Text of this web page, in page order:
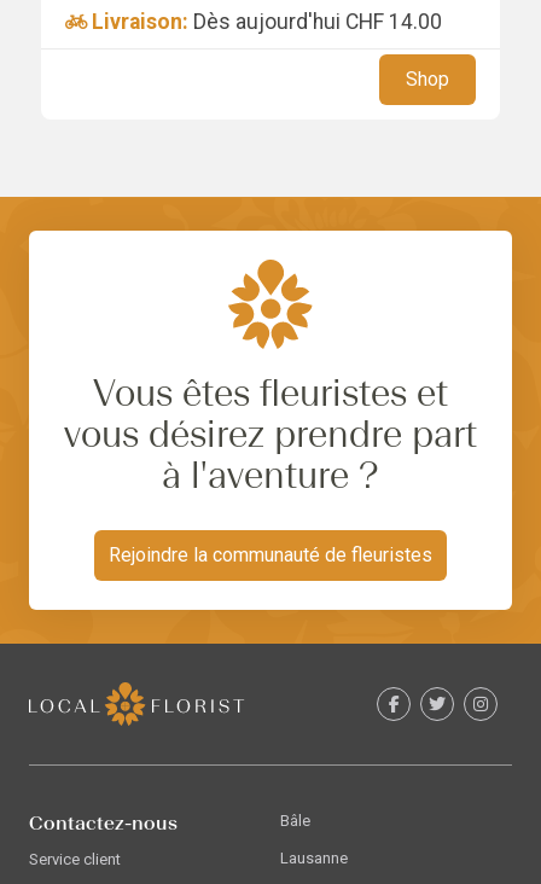
Livraison: Dès aujourd'hui CHF 14.00
Shop
Vous êtes fleuristes et
vous désirez prendre part
à l'aventure ?
Rejoindre la communauté de fleuristes
Contactez-nous
Service client
Bâle
Lausanne